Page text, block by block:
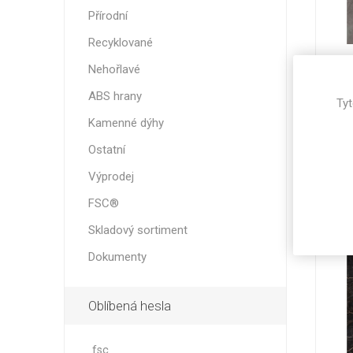
Přírodní
Recyklované
Nehořlavé
ABS hrany
Kamenné dýhy
Ostatní
Výprodej
FSC®
Skladový sortiment
Dokumenty
Oblíbená hesla
fsc